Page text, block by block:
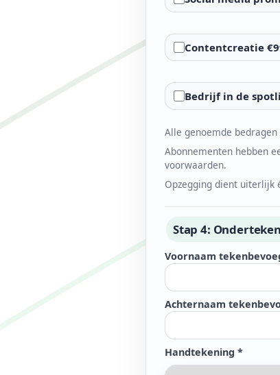
Contentcreatie
Bedrijf in de
Alle genoemde bedragen
Abonnementen hebben
voorwaarden.
Opzegging dient uiterlijk
Stap 4:
Voornaam
Achternaam
Handtekening *